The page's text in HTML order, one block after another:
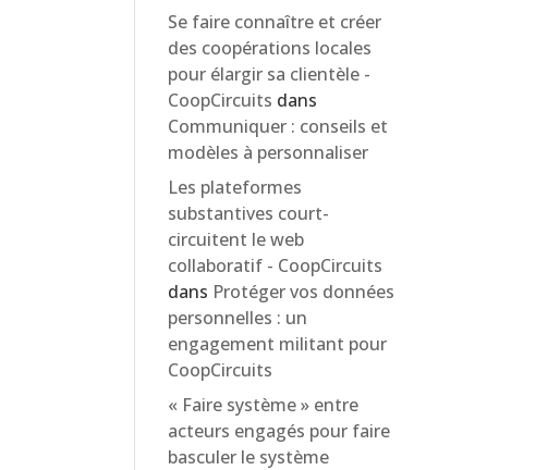
Se faire connaître et créer
des coopérations locales
pour élargir sa clientèle -
CoopCircuits dans
Communiquer : conseils et
modèles à personnaliser
Les plateformes
substantives court-
circuitent le web
collaboratif - CoopCircuits
dans Protéger vos données
personnelles : un
engagement militant pour
CoopCircuits
« Faire système » entre
acteurs engagés pour faire
basculer le système